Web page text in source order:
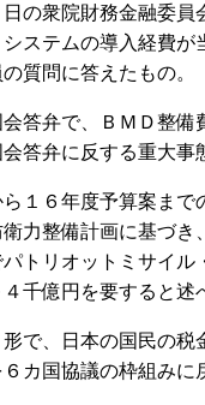
の衆院財務金融委員
システムの導入経費
質問に答えたもの。
答弁で、ＢＭＤ整備
答弁に反する重大事
１６年度予算案まで
力整備計画に基づ
トリオットミサイ
千億円を要すると述
で、日本の国民の税
カ国協議の枠組み